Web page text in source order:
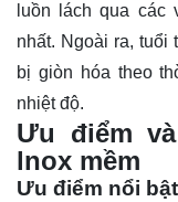
luồn lách qua
nhất. Ngoài ra,
bị giòn hóa theo
nhiệt độ.
Ưu điểm
lnox mềm
Ưu điểm nổi bật